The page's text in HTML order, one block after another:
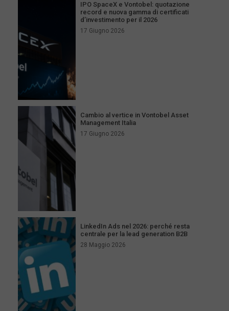
IPO SpaceX e Vontobel: quotazione
record e nuova gamma di certificati
d’investimento per il 2026
17 Giugno 2026
Cambio al vertice in Vontobel Asset
Management Italia
17 Giugno 2026
LinkedIn Ads nel 2026: perché resta
centrale per la lead generation B2B
28 Maggio 2026